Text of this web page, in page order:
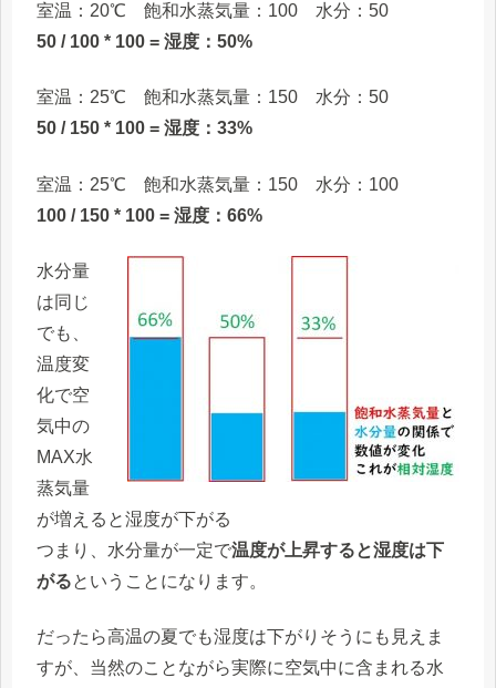
室温：20℃ 飽和水蒸気量：100 水分：50
50 / 100 * 100 = 湿度：50%
室温：25℃ 飽和水蒸気量：150 水分：50
50 / 150 * 100 = 湿度：33%
室温：25℃ 飽和水蒸気量：150 水分：100
100 / 150 * 100 = 湿度：66%
水分量
は同じ
でも、
温度変
化で空
気中の
MAX水
蒸気量
が増えると湿度が下がる
つまり、水分量が一定で温度が上昇すると湿度は下
がるということになります。
だったら高温の夏でも湿度は下がりそうにも見えま
すが、当然のことながら実際に空気中に含まれる水